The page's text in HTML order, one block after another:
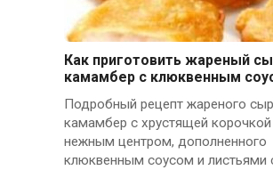
Как приготовить жареный
камамбер с клюквенным
Подробный рецепт жареного
камамбер с хрустящей корочкой
нежным центром, дополненного
клюквенным соусом и листьями